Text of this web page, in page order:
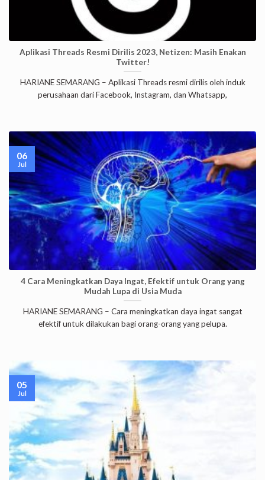
Aplikasi Threads Resmi Dirilis 2023, Netizen: Masih Enakan
Twitter!
HARIANE SEMARANG – Aplikasi Threads resmi dirilis oleh induk
perusahaan dari Facebook, Instagram, dan Whatsapp,
4 Cara Meningkatkan Daya Ingat, Efektif untuk Orang yang
Mudah Lupa di Usia Muda
HARIANE SEMARANG – Cara meningkatkan daya ingat sangat
efektif untuk dilakukan bagi orang-orang yang pelupa.
06
Jul
05
Jul